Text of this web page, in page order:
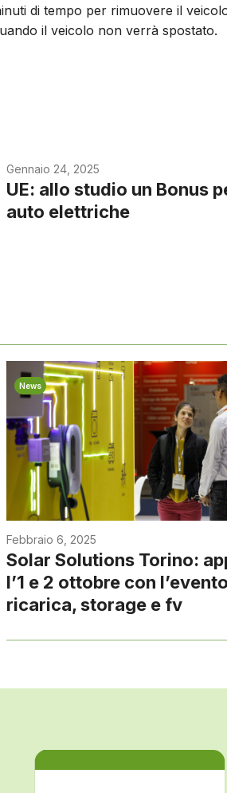
di tempo per rimuovere il
il veicolo non verrà spostato.
Gennaio 24, 2025
UE: allo studio un Bonus
auto elettriche
News
Febbraio 6, 2025
Solar Solutions Torino:
l’1 e 2 ottobre con
ricarica, storage e fv